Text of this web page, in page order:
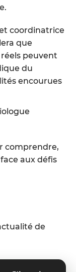
coordinatrice
que
peuvent
du
encourues
comprendre,
aux défis
de